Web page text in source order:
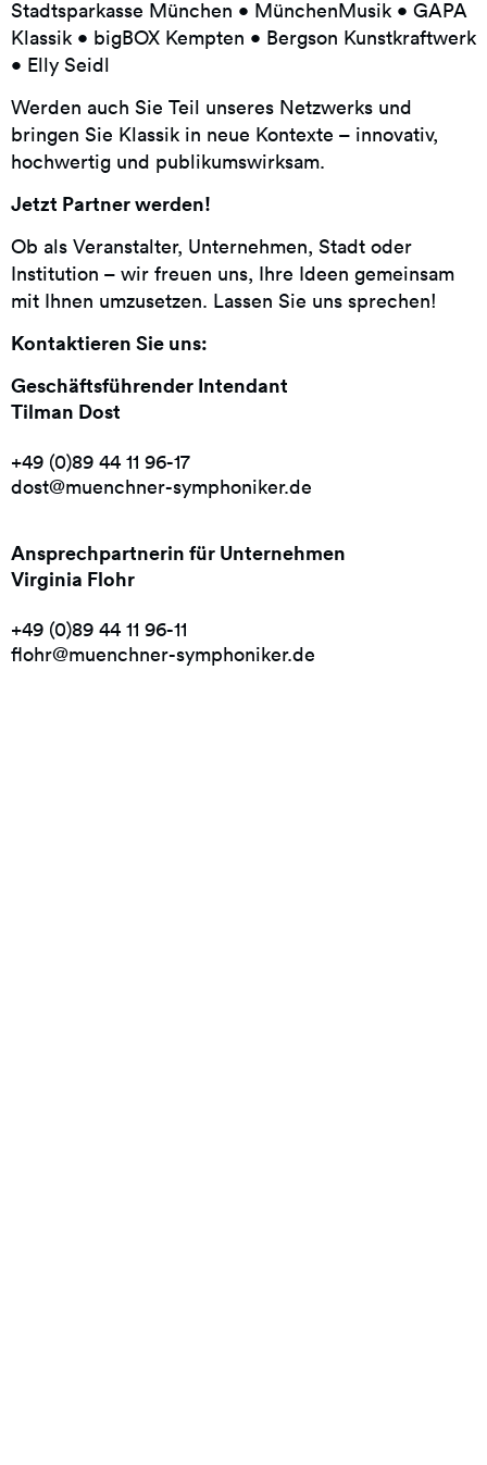
Stadtsparkasse München • MünchenMusik • GAPA
Klassik • bigBOX Kempten • Bergson Kunstkraftwerk
• Elly Seidl
Werden auch Sie Teil unseres Netzwerks und
bringen Sie Klassik in neue Kontexte – innovativ,
hochwertig und publikumswirksam.
Jetzt Partner werden!
Ob als Veranstalter, Unternehmen, Stadt oder
Institution – wir freuen uns, Ihre Ideen gemeinsam
mit Ihnen umzusetzen. Lassen Sie uns sprechen!
Kontaktieren Sie uns:
Geschäftsführender Intendant
Tilman Dost
+49 (0)89 44 11 96-17
dost@muenchner-symphoniker.de
Ansprechpartnerin für Unternehmen
Virginia Flohr
+49 (0)89 44 11 96-11
flohr@muenchner-symphoniker.de